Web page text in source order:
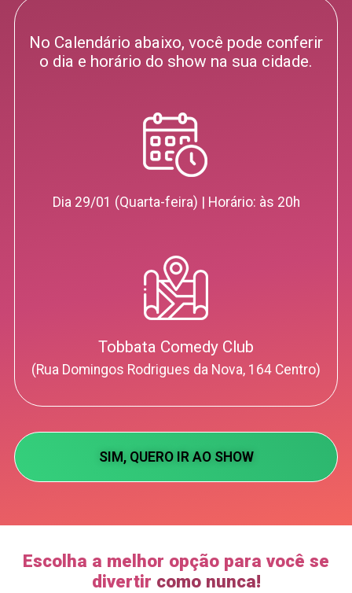
No Calendário abaixo, você pode conferir
o dia e horário do show na sua cidade.
Dia 29/01 (Quarta-feira) | Horário: às 20h
Tobbata Comedy Club
(Rua Domingos Rodrigues da Nova, 164 Centro)
SIM, QUERO IR AO SHOW
Escolha a melhor opção para você se
divertir como nunca!